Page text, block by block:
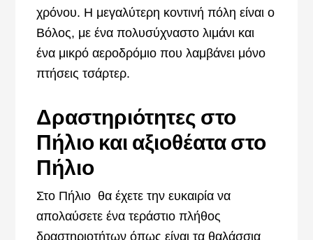
χρόνου. Η μεγαλύτερη κοντινή πόλη είναι ο
Βόλος, με ένα πολυσύχναστο λιμάνι και
ένα μικρό αεροδρόμιο που λαμβάνει μόνο
πτήσεις τσάρτερ.
Δραστηριότητες στο
Πήλιο και αξιοθέατα στο
Πήλιο
Στο Πήλιο θα έχετε την ευκαιρία να
απολαύσετε ένα τεράστιο πλήθος
δραστηριοτήτων όπως είναι τα θαλάσσια